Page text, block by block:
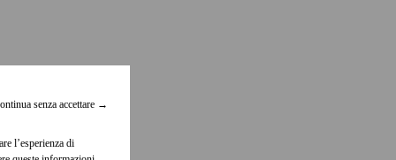
senza accettare →
l’esperienza di